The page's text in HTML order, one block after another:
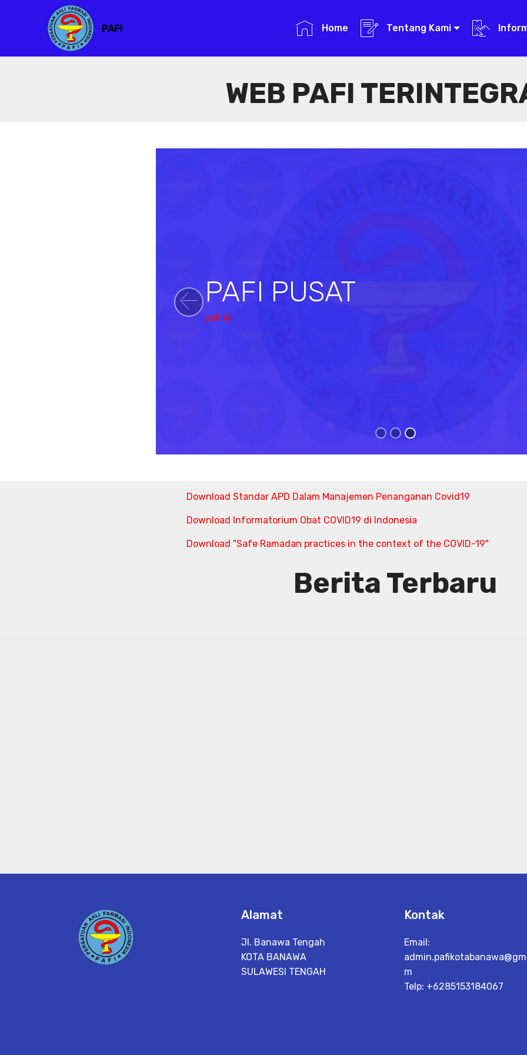
PAFI Home Tentang Kami
WEB PAFI
PAFI PUSAT
pafi.id
Previous
Download Standar APD Dalam Manajemen Penanganan Covid19
Download Informatorium Obat COVID19 di Indonesia
Download "Safe Ramadan practices in the context of the COVID-19"
Berita Terbaru
Alamat
Jl. Banawa Tengah
KOTA BANAWA
SULAWESI TENGAH
Kontak
Email:
m
Telp: +6285153184067